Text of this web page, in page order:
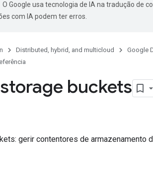
O Google usa tecnologia de IA na tradução de
com IA podem ter erros.
Distributed, hybrid, and multicloud Google
buckets
gerir contentores de armazenamento